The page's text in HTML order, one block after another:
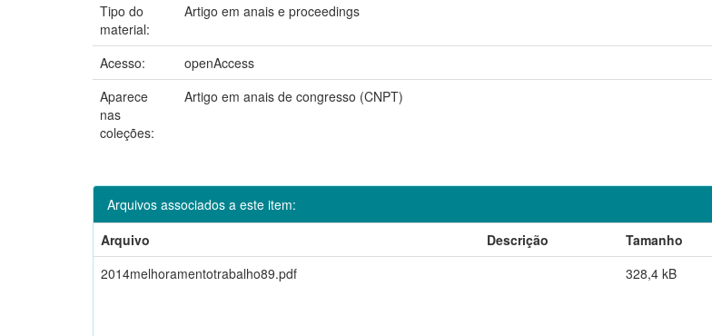
Tipo do
material:
Artigo em anais e proceedings
Acesso:
openAccess
Aparece
nas
coleções:
Artigo em anais de congresso (CNPT)
Arquivos associados a este item:
Arquivo
Descrição Tamanho
2014melhoramentotrabalho89.pdf
328,4 kB